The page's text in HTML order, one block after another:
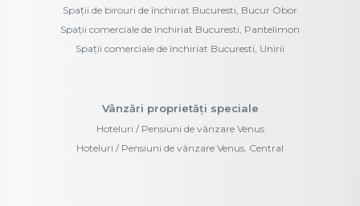
Spații de birouri de închiriat Bucuresti, Bucur Obor
Spații comerciale de închiriat Bucuresti, Pantelimon
Spații comerciale de închiriat Bucuresti, Unirii
Vânzări proprietăți speciale
Hoteluri / Pensiuni de vânzare Venus
Hoteluri / Pensiuni de vânzare Venus, Central